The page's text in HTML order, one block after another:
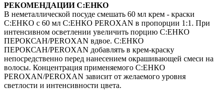
РЕКОМЕНДАЦИИ C:EHKO
В неметаллической посуде смешать 60 мл крем - краски
C:EHKO с 60 мл С:ЕНКО PEROXAN в пропорции 1:1. При
интенсивном осветлении увеличить порцию С:ЕНКО
ПЕРОКСАН/PEROXAN вдвое. С:ЕНКО
ПЕРОКСАН/PEROXAN добавлять в крем-краску
непосредственно перед нанесением окрашивающей смеси на
волосы. Концентрация применяемого С:ЕНКО
PEROXAN/PEROXAN зависит от желаемого уровня
светлости и интенсивности цвета.